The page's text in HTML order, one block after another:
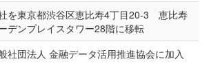
を東京都渋谷区恵比寿4丁目20-3 恵比寿
デンプレイスタワー28階に移転
社団法人 金融データ活用推進協会に加入